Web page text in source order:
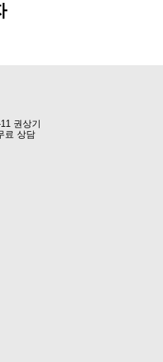
권상기
료 상담